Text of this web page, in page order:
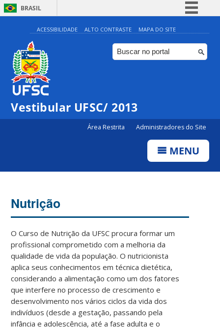
BRASIL
Simplifique!
Comunica BR
Participe
ACESSIBILIDADE ALTO CONTRASTE MAPA DO SITE
Vestibular UFSC/ 2013
Área Restrita Administradores do Site
MENU
Nutrição
O Curso de Nutrição da UFSC procura formar um
profissional comprometido com a melhoria da
qualidade de vida da população. O nutricionista
aplica seus conhecimentos em técnica dietética,
considerando a alimentação como um dos fatores
que interfere no processo de crescimento e
desenvolvimento nos vários ciclos da vida dos
indivíduos (desde a gestação, passando pela
infância e adolescência, até a fase adulta e o